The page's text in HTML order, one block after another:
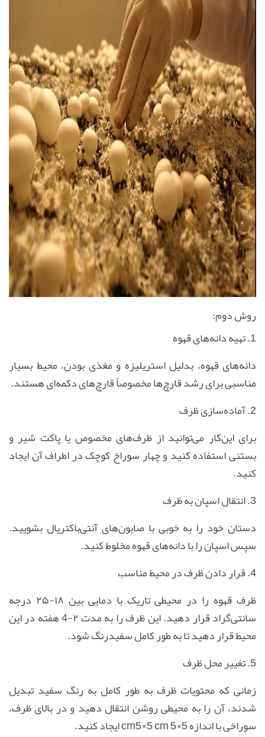
روش دوم:
1. تهیه دانه‌های قهوه
دانه‌های قهوه، بدلیل استریلیزه و مغذی بودن، محیط بسیار
مناسبی برای رشد قارچ‌ها مخصوصأ قارچ‌های دکمه‌ای هستند.
2. آماده‌سازی ظرف
برای این‌کار می‌توانید از ظرف‌های مخصوص یا پاکت شیر و
بستنی استفاده کنید و چهار سوراخ کوچک در اطراف آن ایجاد
کنید.
3. انتقال اسپان به ظرف
دستان خود را به خوبی با صابون‌های آنتی‌باکتریال بشویید.
سپس اسپان را با دانه‌های قهوه مخلوط کنید.
4. قرار دادن ظرف در محیط مناسب
ظرف قهوه را در محیطی تاریک با دمایی بین ۱۸-۲۵ درجه
سانتی‌گراد قرار دهید. این ظرف را به مدت ۲-4 هفته در این
محیط قرار دهید تا به طور کامل سفید‌رنگ شود.
5. تغییر محل ظرف
زمانی که محتویات ظرف به طور کامل به رنگ سفید تبدیل
شدند، آن را به محیطی روشن انتقال دهید و در بالای ظرف،
سوراخی با اندازه 5×5
cm5×5 cmایجاد کنید.